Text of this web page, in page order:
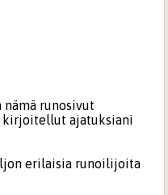
runosivut
kirjoitellut ajatuksiani
erilaisia runoilijoita